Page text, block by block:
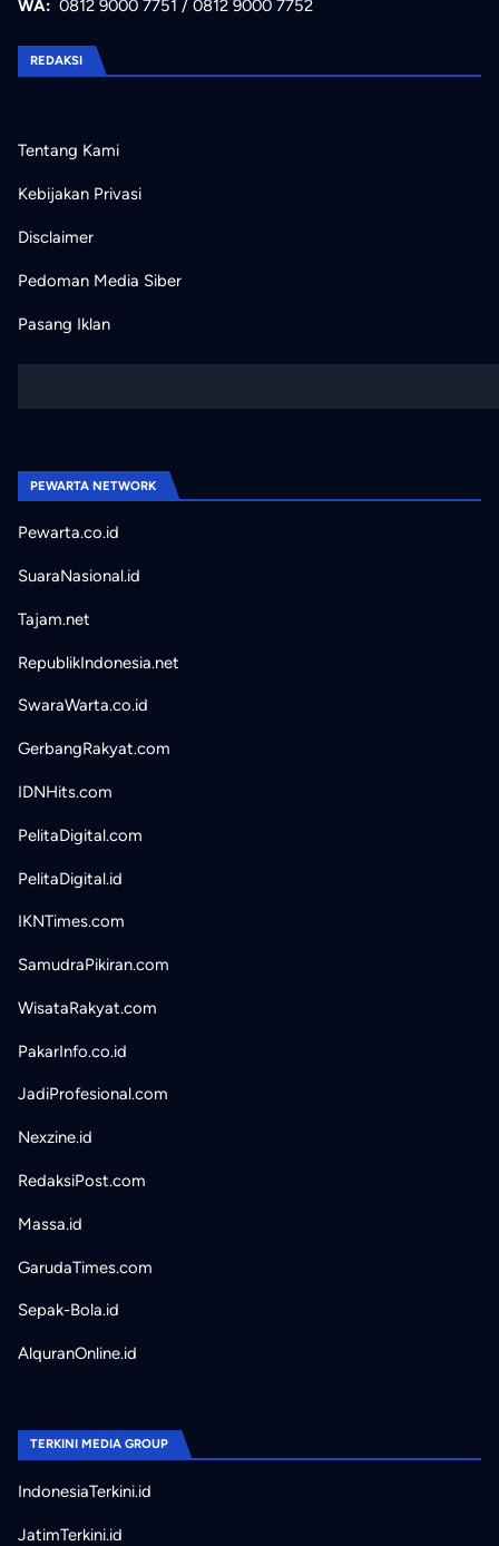
WA: 0812 9000 7751 / 0812 9000 7752
REDAKSI
Tentang Kami
Kebijakan Privasi
Disclaimer
Pedoman Media Siber
Pasang Iklan
PEWARTA NETWORK
Pewarta.co.id
SuaraNasional.id
Tajam.net
RepublikIndonesia.net
SwaraWarta.co.id
GerbangRakyat.com
IDNHits.com
PelitaDigital.com
PelitaDigital.id
IKNTimes.com
SamudraPikiran.com
WisataRakyat.com
PakarInfo.co.id
JadiProfesional.com
Nexzine.id
RedaksiPost.com
Massa.id
GarudaTimes.com
Sepak-Bola.id
AlquranOnline.id
TERKINI MEDIA GROUP
IndonesiaTerkini.id
JatimTerkini.id